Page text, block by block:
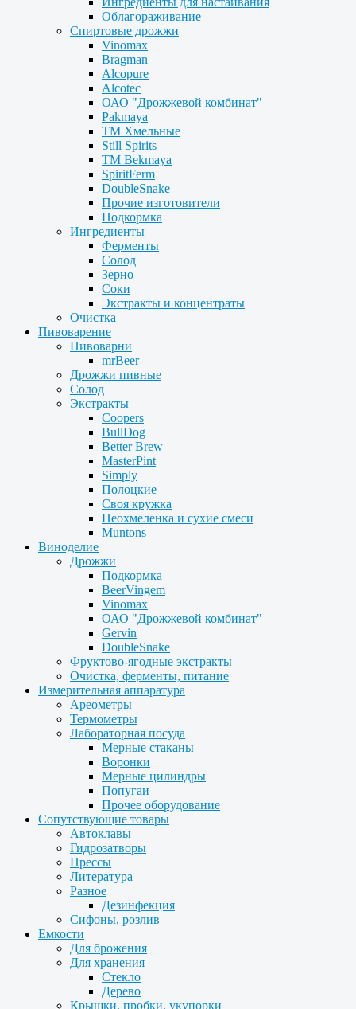
Облагораживание
Спиртовые дрожжи
Vinomax
Bragman
Alcopure
Alcotec
ОАО "Дрожжевой комбинат"
Pakmaya
ТМ Хмельные
Still Spirits
ТМ Bekmaya
SpiritFerm
DoubleSnake
Прочие изготовители
Подкормка
Ингредиенты
Ферменты
Солод
Зерно
Соки
Экстракты и концентраты
Очистка
Пивоварение
Пивоварни
mrBeer
Дрожжи пивные
Солод
Экстракты
Coopers
BullDog
Better Brew
MasterPint
Simply
Полоцкие
Своя кружка
Неохмеленка и сухие смеси
Muntons
Виноделие
Дрожжи
Подкормка
BeerVingem
Vinomax
ОАО "Дрожжевой комбинат"
Gervin
DoubleSnake
Фруктово-ягодные экстракты
Очистка, ферменты, питание
Измерительная аппаратура
Ареометры
Термометры
Лабораторная посуда
Мерные стаканы
Воронки
Мерные цилиндры
Попугаи
Прочее оборудование
Сопутствующие товары
Автоклавы
Гидрозатворы
Прессы
Литература
Разное
Дезинфекция
Сифоны, розлив
Емкости
Для брожения
Для хранения
Стекло
Дерево
Крышки, пробки, укупорки